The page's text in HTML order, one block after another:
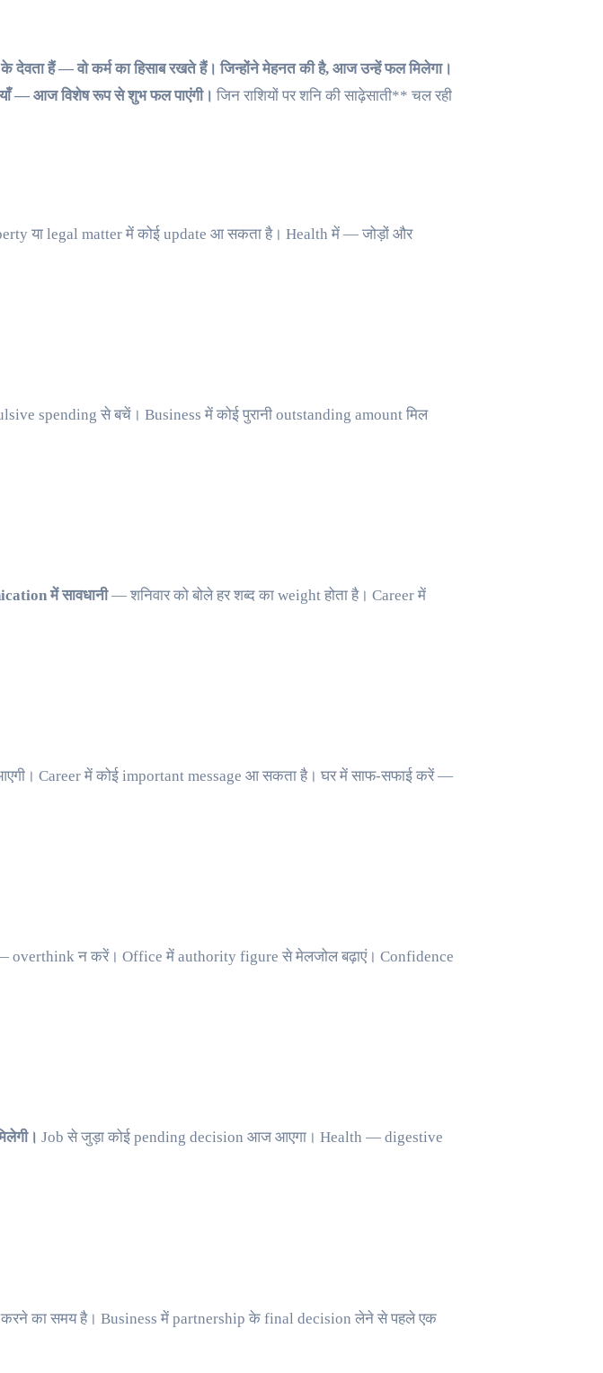
के देवता हैं — वो कर्म का हिसाब रखते हैं। जिन्होंने मेहनत की है, आज उन्हें फल मिलेगा।
— आज विशेष रूप से शुभ फल पाएंगी। जिन राशियों पर शनि की साढ़ेसाती** चल रही
या legal matter में कोई update आ सकता है। Health में — जोड़ों और
spending से बचें। Business में कोई पुरानी outstanding amount मिल
में सावधानी— शनिवार को बोले हर शब्द का weight होता है। Career में
Career में कोई important message आ सकता है। घर में साफ-सफाई करें —
न करें। Office में authority figure से मेलजोल बढ़ाएं। Confidence
Job से जुड़ा कोई pending decision आज आएगा। Health — digestive
करने का समय है। Business में partnership के final decision लेने से पहले एक